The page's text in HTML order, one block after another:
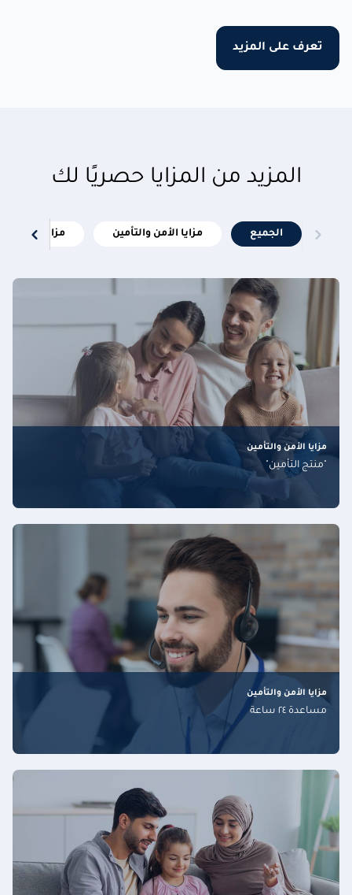
تعرف على المزيد
المزيد من المزايا حصريًا لك
الجميع مزايا الأمن والتأمين مزايا مالية
مزايا الأمن والتأمين
"منتج التأمين"
مزايا الأمن والتأمين
مساعدة ٢٤ ساعة